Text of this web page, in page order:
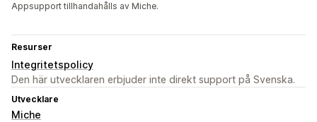
Appsupport tillhandahålls av Miche.
Resurser
Integritetspolicy
Den här utvecklaren erbjuder inte direkt support på Svenska.
Utvecklare
Miche